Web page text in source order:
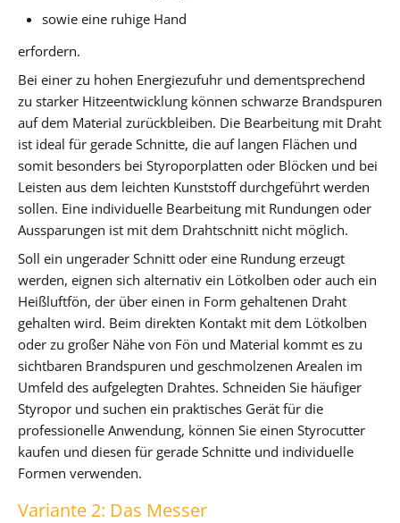
sowie eine ruhige Hand
erfordern.
Bei einer zu hohen Energiezufuhr und dementsprechend
zu starker Hitzeentwicklung können schwarze Brandspuren
auf dem Material zurückbleiben. Die Bearbeitung mit Draht
ist ideal für gerade Schnitte, die auf langen Flächen und
somit besonders bei Styroporplatten oder Blöcken und bei
Leisten aus dem leichten Kunststoff durchgeführt werden
sollen. Eine individuelle Bearbeitung mit Rundungen oder
Aussparungen ist mit dem Drahtschnitt nicht möglich.
Soll ein ungerader Schnitt oder eine Rundung erzeugt
werden, eignen sich alternativ ein Lötkolben oder auch ein
Heißluftfön, der über einen in Form gehaltenen Draht
gehalten wird. Beim direkten Kontakt mit dem Lötkolben
oder zu großer Nähe von Fön und Material kommt es zu
sichtbaren Brandspuren und geschmolzenen Arealen im
Umfeld des aufgelegten Drahtes. Schneiden Sie häufiger
Styropor und suchen ein praktisches Gerät für die
professionelle Anwendung, können Sie einen Styrocutter
kaufen und diesen für gerade Schnitte und individuelle
Formen verwenden.
Variante 2: Das Messer